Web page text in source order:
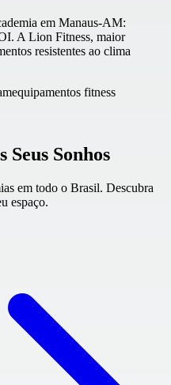
em Manaus-AM:
A Lion Fitness, maior
resistentes ao clima
equipamentos fitness
Seus Sonhos
em todo o Brasil. Descubra
espaço.